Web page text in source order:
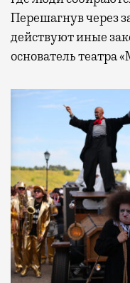
Перешагнув через
действуют иные
основатель театра